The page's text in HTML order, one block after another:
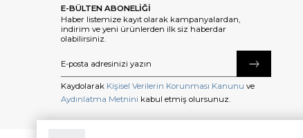
E-BÜLTEN ABONELİĞİ
Haber listemize kayıt olarak kampanyalardan,
indirim ve yeni ürünlerden ilk siz haberdar
olabilirsiniz.
Kaydolarak Kişisel Verilerin Korunması Kanunu ve
Aydınlatma Metnini kabul etmiş olursunuz.